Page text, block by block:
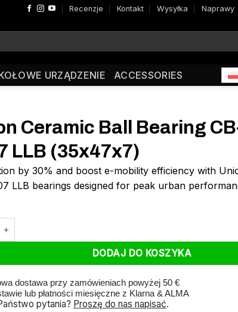
Recenzje Kontakt Wysyłka Naprawy
URZĄDZENIE ACCESSORIES
Ceramic Ball Bearing
LLB (35x47x7)
by 30% and boost e-mobility efficiency with
LLB bearings designed for peak urban
Ceramic Ball Bearing CB-380 6807 LLB (35x47x7)
DODAJ DO KOSZYKA
dostawa przy zamówieniach powyżej 50 €
lub płatności miesięczne z Klarna & ALMA
pytania? Proszę do nas napisać.